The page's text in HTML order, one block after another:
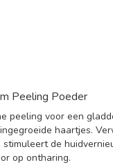
Peeling Poeder
peeling voor een
haartjes.
stimuleert de
op ontharing.